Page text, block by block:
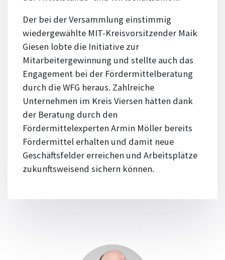
Der bei der Versammlung einstimmig
wiedergewählte MIT-Kreisvorsitzender Maik
Giesen lobte die Initiative zur
Mitarbeitergewinnung und stellte auch das
Engagement bei der Fördermittelberatung
durch die WFG heraus. Zahlreiche
Unternehmen im Kreis Viersen hätten dank
der Beratung durch den
Fördermittelexperten Armin Möller bereits
Fördermittel erhalten und damit neue
Geschäftsfelder erreichen und Arbeitsplätze
zukunftsweisend sichern können.